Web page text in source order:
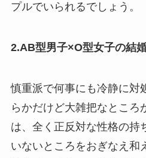
プルでいられるでしょう。
2.AB型男子×O型女子の結
慎重派で何事にも冷静に対
らかだけど大雑把なところ
は、全く正反対な性格の持
いないところをおぎなえ和